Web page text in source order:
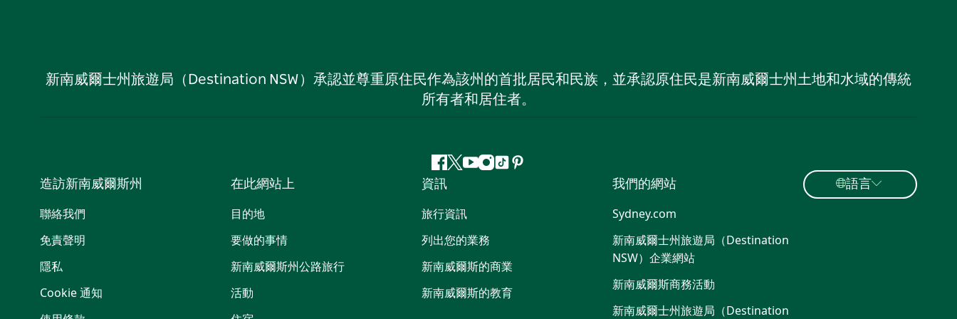
新南威爾士州旅遊局（Destination NSW）承認並尊重原住民作為該州的首批居民和民族，並承認原住民是新南威爾士州土地和水域的傳統
所有者和居住者。
Facebook
嘰
喳
喳
Youtube
Instagram
抖 Pinterest
造訪新南威爾斯州
聯絡我們
免責聲明
隱私
Cookie 通知
在此網站上
目的地
要做的事情
新南威爾斯州公路旅行
活動
資訊
旅行資訊
列出您的業務
新南威爾斯的商業
新南威爾斯的教育
我們的網站
Sydney.com
新南威爾士州旅遊局（Destination
NSW）企業網站​
新南威爾斯商務活動
新南威爾士州旅遊局（Destination
語言